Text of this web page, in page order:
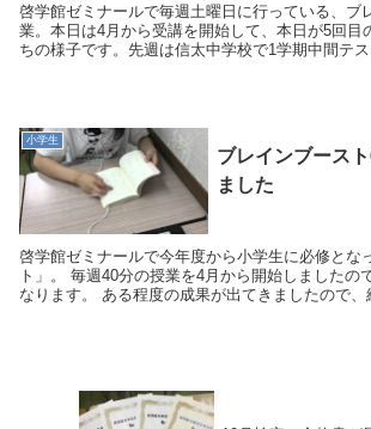
啓学館ゼミナールで毎週土曜日に行っている、ブ
業。本日は4月から受講を開始して、本日が5回目
ちの様子です。先週は信太中学校で1学期中間テス
小学生
ブレインブース
ました
啓学館ゼミナールで今年度から小学生に必修とな
ト」。 毎週40分の授業を4月から開始しましたの
なります。 ある程度の成果が出てきましたので、